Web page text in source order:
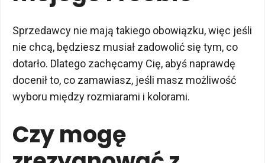
Sprzedawcy nie mają takiego obowiązku, więc jeśli
nie chcą, będziesz musiał zadowolić się tym, co
dotarło. Dlatego zachęcamy Cię, abyś naprawdę
docenił to, co zamawiasz, jeśli masz możliwość
wyboru między rozmiarami i kolorami.
Czy mogę